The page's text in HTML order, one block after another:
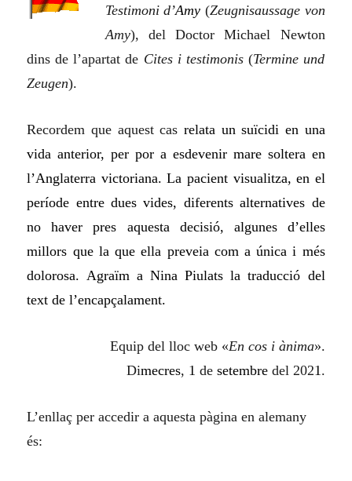
Testimoni d’Amy (Zeugnisaussage von
Amy),del Doctor Michael Newton
dins de l’apartat de Cites i testimonis(Termine und
Zeugen).
Recordem que aquest cas relata un suïcidi en una
vida anterior, per por a esdevenir mare soltera en
l’Anglaterra victoriana. La pacient visualitza, en el
període entre dues vides, diferents alternatives de
no haver pres aquesta decisió, algunes d’elles
millors que la que ella preveia com a única i més
dolorosa. Agraïm a Nina Piulats la traducció del
text de l’encapçalament.
Equip del lloc web «En cos i ànima».
Dimecres, 1 de setembredel 2021.
L’enllaç per accedir a aquesta pàgina en alemany
és: